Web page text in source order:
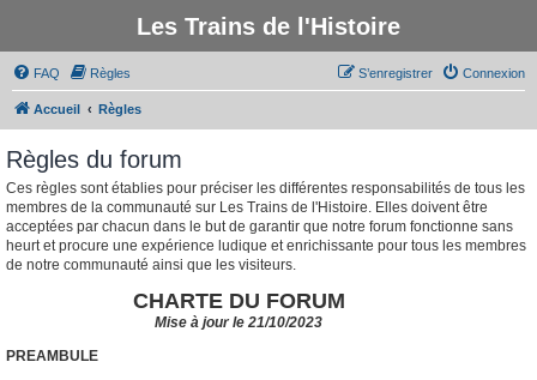
Les Trains de l'Histoire
FAQ Règles Connexion
S’enregistrer
Accueil Règles
Règles du forum
Ces règles sont établies pour préciser les différentes responsabilités de tous les
membres de la communauté sur Les Trains de l'Histoire. Elles doivent être
acceptées par chacun dans le but de garantir que notre forum fonctionne sans
heurt et procure une expérience ludique et enrichissante pour tous les membres
de notre communauté ainsi que les visiteurs.
CHARTE DU FORUM
Mise à jour le 21/10/2023
PREAMBULE